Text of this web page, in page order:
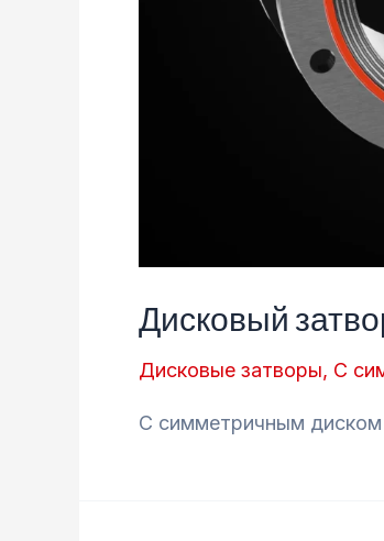
Дисковый
Дисковые затворы, С
С симметричным диском